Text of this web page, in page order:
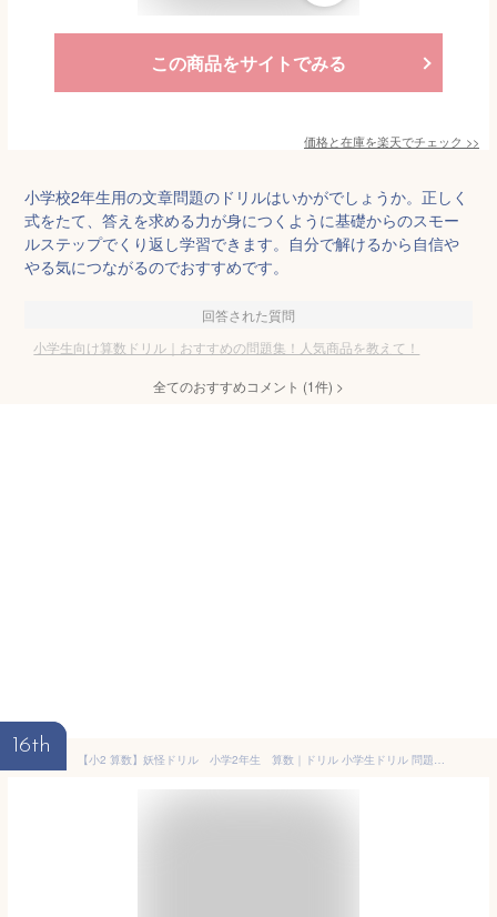
この商品をサイトでみる
価格と在庫を楽天でチェック >>
小学校2年生用の文章問題のドリルはいかがでしょうか。正しく
式をたて、答えを求める力が身につくように基礎からのスモー
ルステップでくり返し学習できます。自分で解けるから自信や
やる気につながるのでおすすめです。
回答された質問
小学生向け算数ドリル｜おすすめの問題集！人気商品を教えて！
全てのおすすめコメント (1件) >
16th
【小2 算数】妖怪ドリル 小学2年生 算数｜ドリル 小学生ドリル 問題集 学習 新学期 小学2年 小学2年生 二年生 2年生 小学2年 2年生 小2 算数 さんすう 算数ドリル 計算 けいさん ようかいドリル